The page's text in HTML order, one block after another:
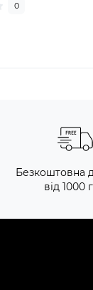
0
Безкоштовна
від 1000